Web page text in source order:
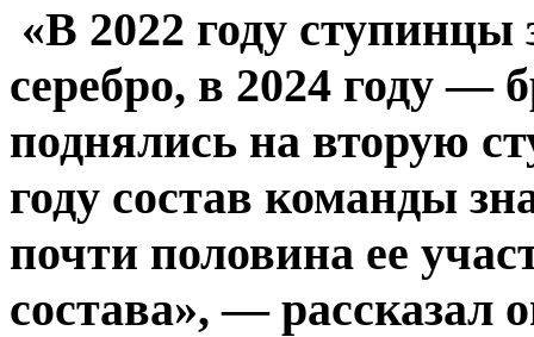
«В 2022 году ступинцы
серебро, в 2024 году —
поднялись на вторую
году состав команды
почти половина ее
состава», — рассказал